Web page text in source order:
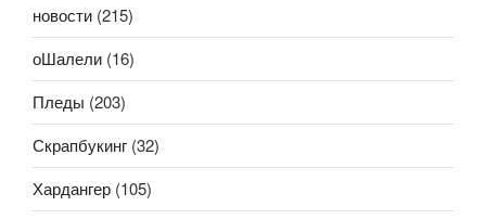
новости (215)
оШалели (16)
Пледы (203)
Скрапбукинг (32)
Хардангер (105)